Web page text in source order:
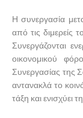
Η συνεργασία
από τις διμερείς
Συνεργάζονται
οικονομικού
Συνεργασίας της
αντανακλά το
τάξη και ενισχύει